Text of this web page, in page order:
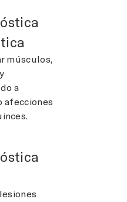
músculos,
a
afecciones